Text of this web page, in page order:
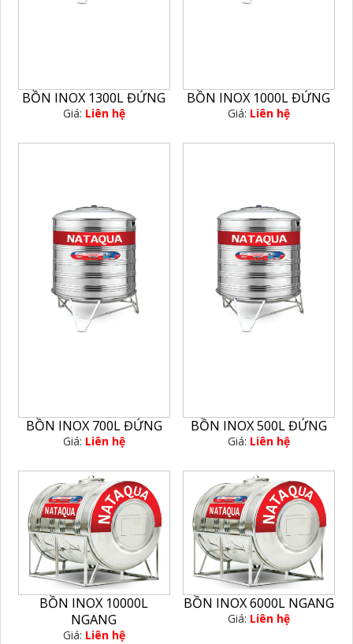
BỒN INOX 1300L ĐỨNG
Giá: Liên hệ
BỒN INOX 1000L ĐỨNG
Giá: Liên hệ
BỒN INOX 700L ĐỨNG
Giá: Liên hệ
BỒN INOX 500L ĐỨNG
Giá: Liên hệ
BỒN INOX 10000L
NGANG
Giá: Liên hệ
BỒN INOX 6000L NGANG
Giá: Liên hệ